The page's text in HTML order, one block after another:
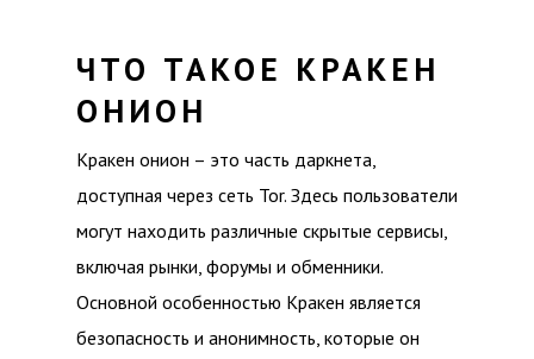
ЧТО ТАКОЕ КРАКЕН
ОНИОН
Кракен онион – это часть даркнета,
доступная через сеть Tor. Здесь пользователи
могут находить различные скрытые сервисы,
включая рынки, форумы и обменники.
Основной особенностью Кракен является
безопасность и анонимность, которые он